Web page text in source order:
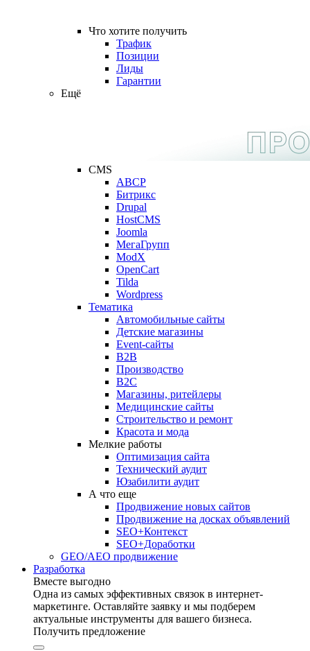
Что хотите получить
Трафик
Позиции
Лиды
Гарантии
Ещё
CMS
ABCP
Битрикс
Drupal
HostCMS
Joomla
МегаГрупп
ModX
OpenCart
Tilda
Wordpress
Тематика
Автомобильные сайты
Детские магазины
Event-сайты
B2B
Производство
B2C
Магазины, ритейлеры
Медицинские сайты
Строительство и ремонт
Красота и мода
Мелкие работы
Оптимизация сайта
Технический аудит
Юзабилити аудит
А что еще
Продвижение новых сайтов
Продвижение на досках объявлений
SEO+Контекст
SEO+Доработки
GEO/AEO продвижение
Разработка
Вместе выгодно
Одна из самых эффективных связок в интернет-
маркетинге. Оставляйте заявку и мы подберем
актуальные инструменты для вашего бизнеса.
Получить предложение